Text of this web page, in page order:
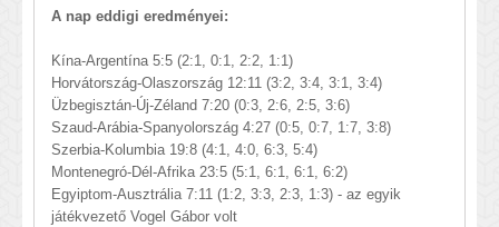
​A nap eddigi eredményei:
Kína-Argentína 5:5 (2:1, 0:1, 2:2, 1:1)
Horvátország-Olaszország 12:11 (3:2, 3:4, 3:1, 3:4)
Üzbegisztán-Új-Zéland 7:20 (0:3, 2:6, 2:5, 3:6)
Szaud-Arábia-Spanyolország 4:27 (0:5, 0:7, 1:7, 3:8)
Szerbia-Kolumbia 19:8 (4:1, 4:0, 6:3, 5:4)
Montenegró-Dél-Afrika 23:5 (5:1, 6:1, 6:1, 6:2)
Egyiptom-Ausztrália 7:11 (1:2, 3:3, 2:3, 1:3) - az egyik
játékvezető Vogel Gábor volt